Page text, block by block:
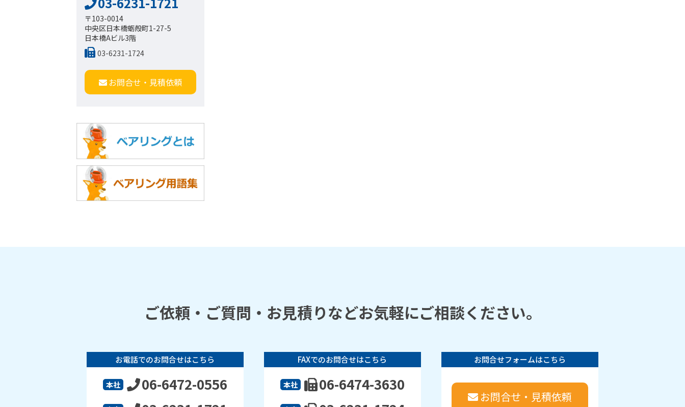
〒103-0014
中央区日本橋蛎殻町1-27-5
日本橋Aビル3階
03-6231-1724
お問合せ・見積依頼
ご依頼・ご質問・お見積りなどお気軽にご相談ください。
お電話でのお問合せはこちら
本社 06-6472-0556
FAXでのお問合せはこちら
本社 06-6474-3630
お問合せフォームはこちら
お問合せ・見積依頼